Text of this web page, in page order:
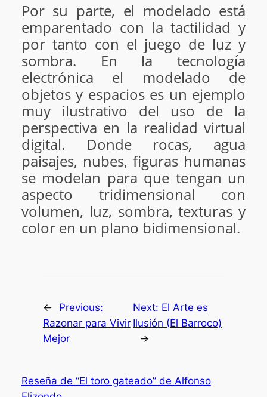
Por su parte, el modelado está
emparentado con la tactilidad y
por tanto con el juego de luz y
sombra. En la tecnología
electrónica el modelado de
objetos y espacios es un ejemplo
muy ilustrativo del uso de la
perspectiva en la realidad virtual
digital. Donde rocas, agua
paisajes, nubes, figuras humanas
se modelan para que tengan un
aspecto tridimensional con
volumen, luz, sombra, texturas y
color en un plano bidimensional.
←
Previous:
Razonar para Vivir
Mejor
Next: El Arte es
Ilusión (El Barroco)
→
Reseña de “El toro gateado” de Alfonso